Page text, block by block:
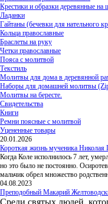
Крестики и образки деревянные на
Ладанки
Гайтаны (бечевки для нательного
Кольца православные
Браслеты на руку
Четки православные
Пояса с молитвой
Текстиль
Молитвы для дома в деревянной
Наборы для домашней молитвы
Молитвы на бересте.
Свидетельства
Книги
Ремни поясные с молитвой
Уцененные товары
20.01.2026
Короткая жизнь мученика Николая
Когда Коле исполнилось 7 лет,
но это было не постоянно.
мальчик обрел множество
04.08.2023
Преподобный Макарий
Среди святых людей,